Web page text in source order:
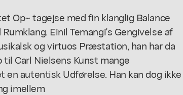
Op~ tagejse med fin klanglig Balance
Einil Temangi's Gengivelse af
og virtuos Præstation, han har da
Carl Nielsens Kunst mange
autentisk Udførelse. Han kan dog ikke
imellem